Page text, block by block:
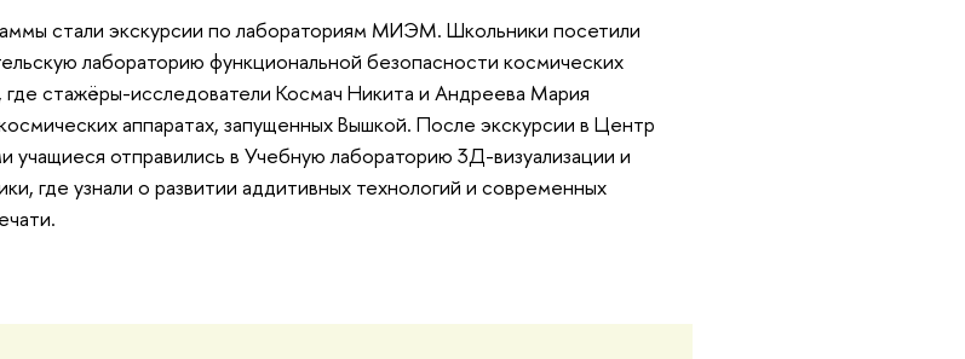
стали экскурсии по лабораториям МИЭМ. Школьники посетили
лабораторию функциональной безопасности космических
где стажёры-исследователи Космач Никита и Андреева Мария
аппаратах, запущенных Вышкой. После экскурсии в Центр
учащиеся отправились в Учебную лабораторию 3Д-визуализации и
где узнали о развитии аддитивных технологий и современных